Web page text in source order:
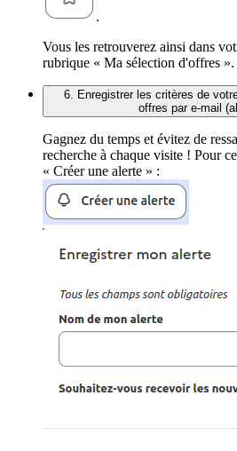
.
Vous les retrouverez ainsi dans
rubrique « Ma sélection d'offres ».
6. Enregistrer les critères de
offres par e-mail
Gagnez du temps et évitez de
recherche à chaque visite ! Pour
« Créer une alerte » :